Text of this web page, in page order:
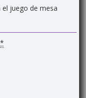
juego de mesa
*